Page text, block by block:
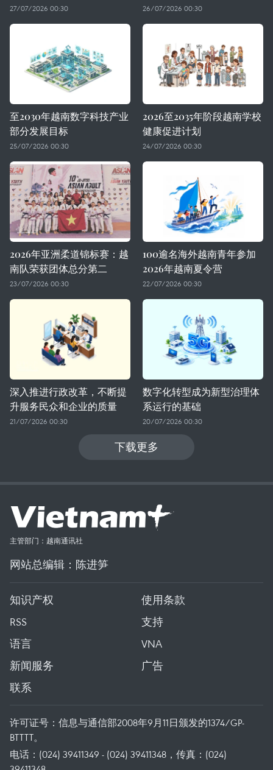
27/07/2026 00:30 26/07/2026 00:30
至2030年越南数字科技产业
部分发展目标
25/07/2026 00:30
2026至2035年阶段越南学校
健康促进计划
24/07/2026 00:30
2026年亚洲柔道锦标赛：越
南队荣获团体总分第二
23/07/2026 00:30
100逾名海外越南青年参加
2026年越南夏令营
22/07/2026 00:30
深入推进行政改革，不断提
升服务民众和企业的质量
21/07/2026 00:30
数字化转型成为新型治理体
系运行的基础
20/07/2026 00:30
下载更多
主管部门：越南通讯社
网站总编辑：陈进笋
知识产权
使用条款
RSS
支持
语言
VNA
新闻服务
广告
联系
许可证号：信息与通信部2008年9月11日颁发的1374/GP-
BTTTT。
电话：(024) 39411349 - (024) 39411348，传真：(024)